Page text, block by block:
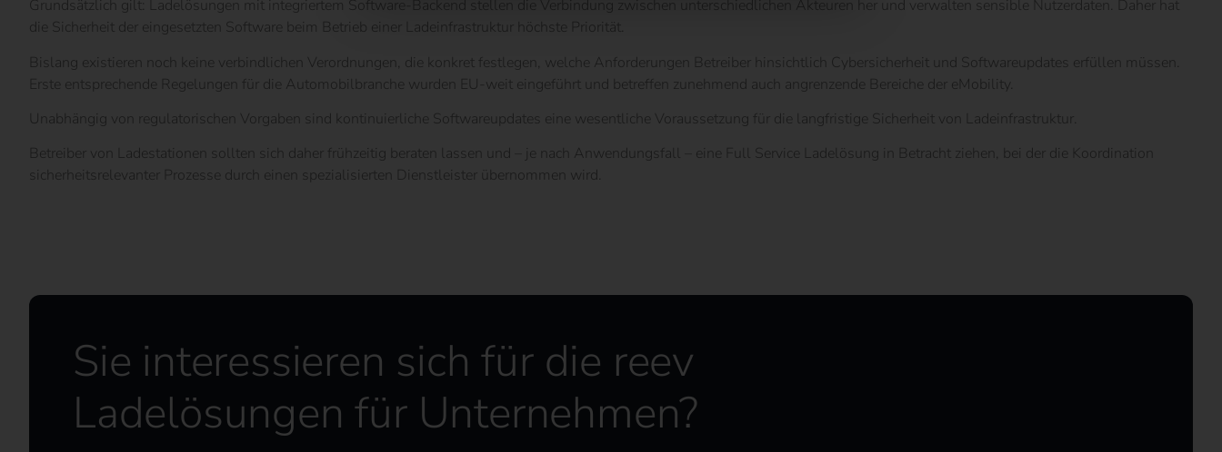
Grundsätzlich gilt: Ladelösungen mit integriertem Software-Backend stellen die Verbindung zwischen unterschiedlichen Akteuren her und verwalten sensible Nutzerdaten. Daher hat
die Sicherheit der eingesetzten Software beim Betrieb einer Ladeinfrastruktur höchste Priorität.
Bislang existieren noch keine verbindlichen Verordnungen, die konkret festlegen, welche Anforderungen Betreiber hinsichtlich Cybersicherheit und Softwareupdates erfüllen müssen.
Erste entsprechende Regelungen für die Automobilbranche wurden EU-weit eingeführt und betreffen zunehmend auch angrenzende Bereiche der eMobility.
Unabhängig von regulatorischen Vorgaben sind kontinuierliche Softwareupdates eine wesentliche Voraussetzung für die langfristige Sicherheit von Ladeinfrastruktur.
Betreiber von Ladestationen sollten sich daher frühzeitig beraten lassen und – je nach Anwendungsfall – eine Full Service Ladelösung in Betracht ziehen, bei der die Koordination
sicherheitsrelevanter Prozesse durch einen spezialisierten Dienstleister übernommen wird.
Sie interessieren sich für die reev
Ladelösungen für Unternehmen?